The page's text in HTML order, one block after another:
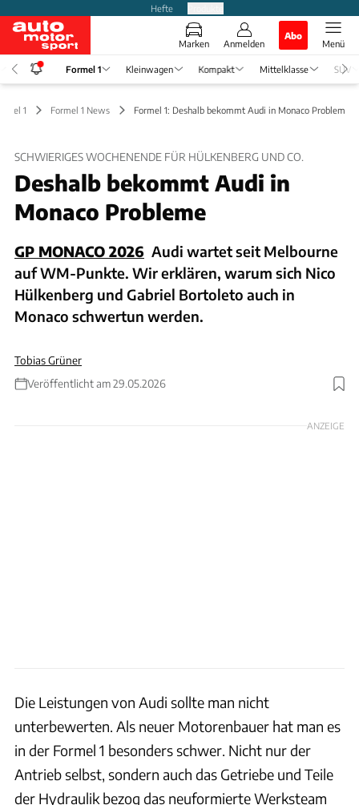
Hefte
Marken Anmelden
Abo
Menü
Formel 1 Kleinwagen Kompakt Mittelklasse SUV
1 Formel 1 News Formel 1: Deshalb bekommt Audi in Monaco Probleme
SCHWIERIGES WOCHENENDE FÜR HÜLKENBERG UND CO.
Deshalb bekommt Audi in
Monaco Probleme
GP MONACO 2026 Audi wartet seit Melbourne
auf WM-Punkte. Wir erklären, warum sich Nico
Hülkenberg und Gabriel Bortoleto auch in
Monaco schwertun werden.
Tobias Grüner
Veröffentlicht am 29.05.2026
Foto: Wilhelm
ANZEIGE
Die Leistungen von Audi sollte man nicht
unterbewerten. Als neuer Motorenbauer hat man es
in der Formel 1 besonders schwer. Nicht nur der
Antrieb selbst, sondern auch das Getriebe und Teile
der Hydraulik bezog das neuformierte Werksteam